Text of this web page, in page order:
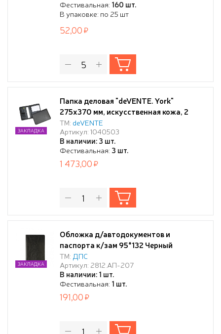
Фестивальная: 160 шт.
В упаковке: по 25 шт
52,00
Папка деловая "deVENTE. York"
275x370 мм, искусственная кожа, 2
кармана, отделения под визитки и
ручки, на молнии, черная
ТМ: deVENTE
Артикул: 1040503
В наличии: 3 шт.
Фестивальная: 3 шт.
ЗАКЛАДКА
1 473,00
Обложка д/автодокументов и
паспорта к/зам 95*132 Черный
ТМ: ДПС
Артикул: 2812.АП-207
В наличии: 1 шт.
Фестивальная: 1 шт.
ЗАКЛАДКА
191,00